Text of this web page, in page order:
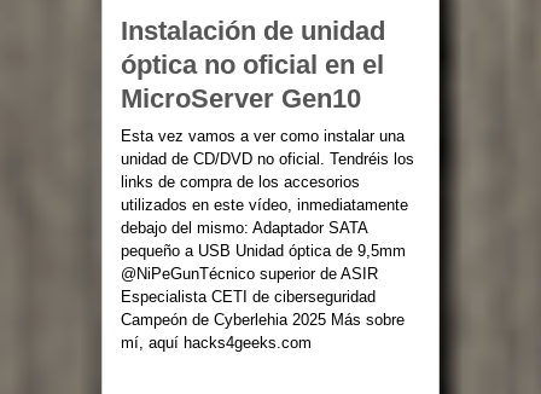
Instalación de unidad
óptica no oficial en el
MicroServer Gen10
Esta vez vamos a ver como instalar una
unidad de CD/DVD no oficial. Tendréis los
links de compra de los accesorios
utilizados en este vídeo, inmediatamente
debajo del mismo: Adaptador SATA
pequeño a USB Unidad óptica de 9,5mm
@NiPeGunTécnico superior de ASIR
Especialista CETI de ciberseguridad
Campeón de Cyberlehia 2025 Más sobre
mí, aquí hacks4geeks.com